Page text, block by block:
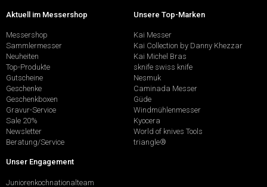
Aktuell im Messershop
Messershop
Sammlermesser
Neuheiten
Top-Produkte
Gutscheine
Geschenke
Geschenkboxen
Gravur-Service
Sale 20%
Newsletter
Beratung/Service
Unsere Top-Marken
Kai Messer
Kai Collection by Danny Khezzar
Kai Michel Bras
sknife swiss knife
Nesmuk
Caminada Messer
Güde
Windmühlenmesser
Kyocera
World of knives Tools
triangle®
Unser Engagement
Juniorenkochnationalteam